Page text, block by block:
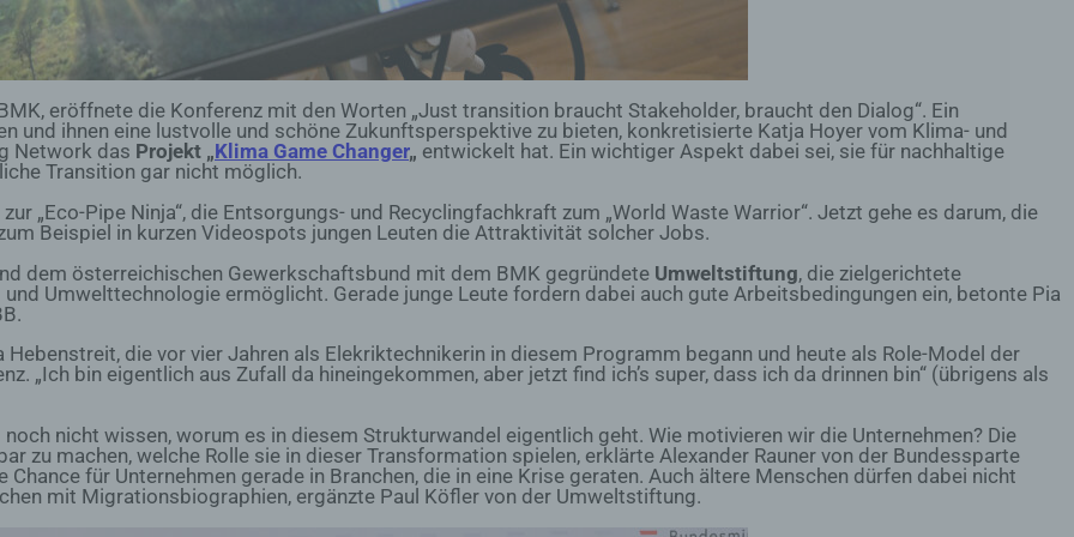
eröffnete die Konferenz mit den Worten „Just transition braucht Stakeholder, braucht den Dialog“. Ein
und ihnen eine lustvolle und schöne Zukunftsperspektive zu bieten, konkretisierte Katja Hoyer vom Klima- und
Network das Projekt „Klima Game Changer„ entwickelt hat. Ein wichtiger Aspekt dabei sei, sie für nachhaltige
Transition gar nicht möglich.
„Eco-Pipe Ninja“, die Entsorgungs- und Recyclingfachkraft zum „World Waste Warrior“. Jetzt gehe es darum, die
Beispiel in kurzen Videospots jungen Leuten die Attraktivität solcher Jobs.
dem österreichischen Gewerkschaftsbund mit dem BMK gegründete Umweltstiftung, die zielgerichtete
Umwelttechnologie ermöglicht. Gerade junge Leute fordern dabei auch gute Arbeitsbedingungen ein, betonte Pia
die vor vier Jahren als Elekriktechnikerin in diesem Programm begann und heute als Role-Model der
„Ich bin eigentlich aus Zufall da hineingekommen, aber jetzt find ich’s super, dass ich da drinnen bin“ (übrigens als
nicht wissen, worum es in diesem Strukturwandel eigentlich geht. Wie motivieren wir die Unternehmen? Die
zu machen, welche Rolle sie in dieser Transformation spielen, erklärte Alexander Rauner von der Bundessparte
für Unternehmen gerade in Branchen, die in eine Krise geraten. Auch ältere Menschen dürfen dabei nicht
mit Migrationsbiographien, ergänzte Paul Köfler von der Umweltstiftung.
persönliche Aspekte, die sich auf eine natürliche Person beziehen,
zu bewerten, insbesondere, um Aspekte bezüglich Arbeitsleistung,
wirtschaftlicher Lage, Gesundheit, persönlicher Vorlieben, Interessen,
natürlichen Person zu analysieren oder vorherzusagen.
f) Pseudonymisierung
Pseudonymisierung ist die Verarbeitung personenbezogener Daten
in einer Weise, auf welche die personenbezogenen Daten ohne
spezifischen betroffenen Person zugeordnet werden können, sofern
diese zusätzlichen Informationen gesondert aufbewahrt werden und
technischen und organisatorischen Maßnahmen unterliegen, die
gewährleisten, dass die personenbezogenen Daten nicht einer
identifizierten oder identifizierbaren natürlichen Person zugewiesen
g) Verantwortlicher oder für die Verarbeitung
Verantwortlicher
Verantwortlicher oder für die Verarbeitung Verantwortlicher ist die